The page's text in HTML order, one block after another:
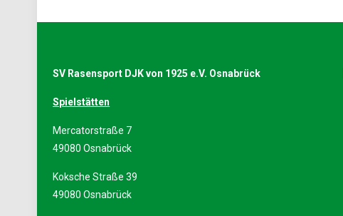
SV Rasensport DJK von 1925 e.V. Osnabrück
Spielstätten
Mercatorstraße 7
49080 Osnabrück
Koksche Straße 39
49080 Osnabrück